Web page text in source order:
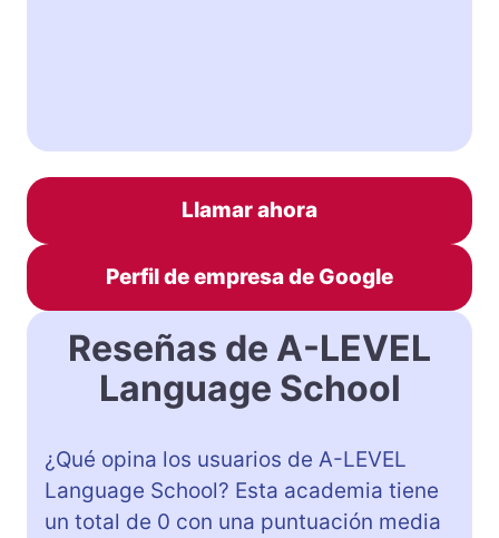
Llamar ahora
Perfil de empresa de Google
Reseñas de A-LEVEL
Language School
¿Qué opina los usuarios de A-LEVEL
Language School? Esta academia tiene
un total de 0 con una puntuación media